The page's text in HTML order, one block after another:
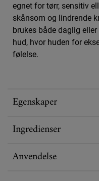
egnet for tørr, sensitiv
skånsom og lindrende
brukes både daglig
hud, hvor huden for
følelse.
Egenskaper
Ingredienser
Anvendelse